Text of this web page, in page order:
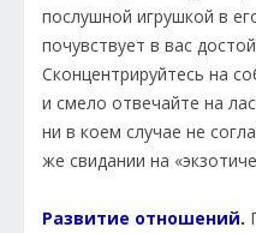
послушной игрушкой в
почувствует в вас
Сконцентрируйтесь на
и смело отвечайте на
ни в коем случае не
же свидании на
Развитие отношений.